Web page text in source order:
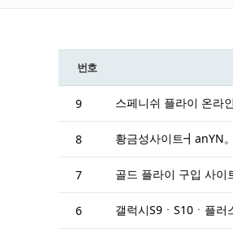
번호
9 스페니쉬 플라이 온
8 황금성사이트┫anYN
7 골드 플라이 구입 사
6 갤럭시S9ㆍS10ㆍ플